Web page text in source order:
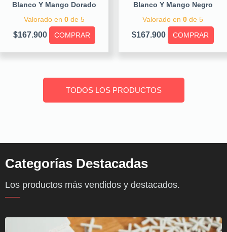
Blanco Y Mango Dorado
Valorado en 0 de 5
$167.900 COMPRAR
Blanco Y Mango Negro
Valorado en 0 de 5
$167.900 COMPRAR
TODOS LOS PRODUCTOS
Categorías Destacadas
Los productos más vendidos y destacados.